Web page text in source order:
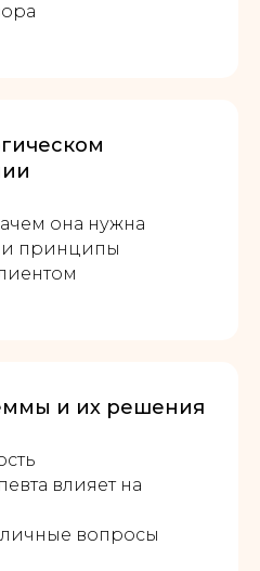
она нужна
и принципы
и их решения
влияет на
вопросы